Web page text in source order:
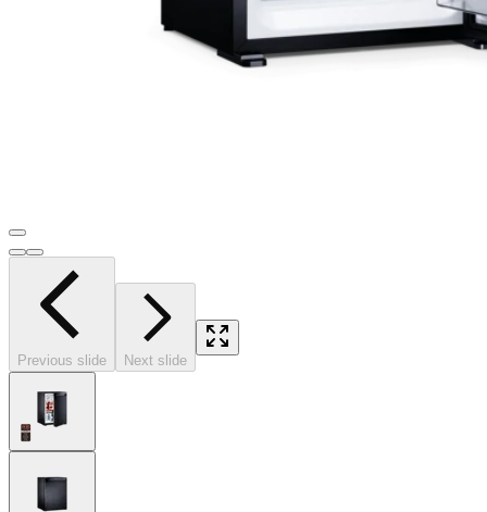
Previous slide Next slide